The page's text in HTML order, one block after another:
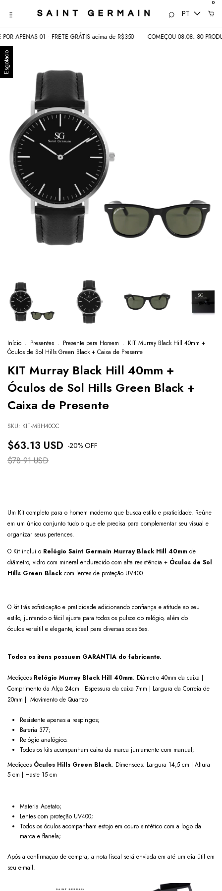
PT
0
APENAS 01 • FRETE GRÁTIS acima de R$350 COMEÇOU 08.08: 80
Esgotado
Início . Presentes . Presente para Homem . KIT Murray Black Hill 40mm +
Óculos de Sol Hills Green Black + Caixa de Presente
KIT Murray Black Hill 40mm +
Óculos de Sol Hills Green Black +
Caixa de Presente
SKU: KIT-MBH40OC
$63.13 USD -20% OFF
$78.91 USD
Um Kit completo para o homem moderno que busca estilo e praticidade. Reúne
em um único conjunto tudo o que ele precisa para complementar seu visual e
organizar seus pertences.
O Kit inclui o Relógio Saint Germain Murray Black Hill 40mm de
diâmetro, vidro com mineral endurecido com alta resistência + Óculos de Sol
Hills Green Black com lentes de proteção UV400.
O kit trás sofisticação e praticidade adicionando confiança e atitude ao seu
estilo, juntando o fácil ajuste para todos os pulsos do relógio, além do
óculos versátil e elegante, ideal para diversas ocasiões.
Todos os itens possuem GARANTIA do fabricante.
Medições Relógio Murray Black Hill 40mm: Diâmetro 40mm da caixa |
Comprimento da Alça 24cm | Espessura da caixa 7mm | Largura da Correia de
20mm | Movimento de Quartzo
Resistente apenas a respingos;
Bateria 377;
Relógio analógico.
Todos os kits acompanham caixa da marca juntamente com manual;
Medições Óculos Hills Green Black: Dimensões: Largura 14,5 cm | Altura
5 cm | Haste 15 cm
Materia Acetato;
Lentes com proteção UV400;
Todos os óculos acompanham estojo em couro sintético com a logo da
marca e flanela;
Após a confirmação de compra, a nota fiscal será enviada em até um dia útil em
seu e-mail.